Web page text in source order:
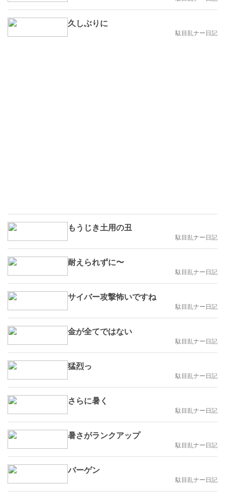
久しぶりに
駄目乱ナー日記
もうじき土用の丑
駄目乱ナー日記
耐えられずに〜
駄目乱ナー日記
サイバー攻撃怖いですね
駄目乱ナー日記
金が全てではない
駄目乱ナー日記
猛烈っ
駄目乱ナー日記
さらに暑く
駄目乱ナー日記
暑さがランクアップ
駄目乱ナー日記
バーゲン
駄目乱ナー日記